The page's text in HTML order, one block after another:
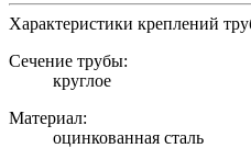
Характеристики креплений
Сечение трубы:
круглое
Материал:
оцинкованная сталь